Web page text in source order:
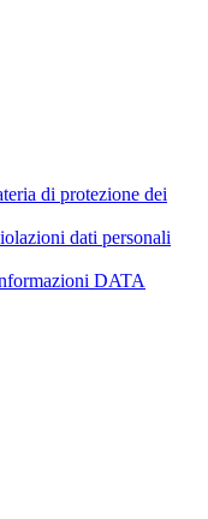
di protezione dei
dati personali
DATA